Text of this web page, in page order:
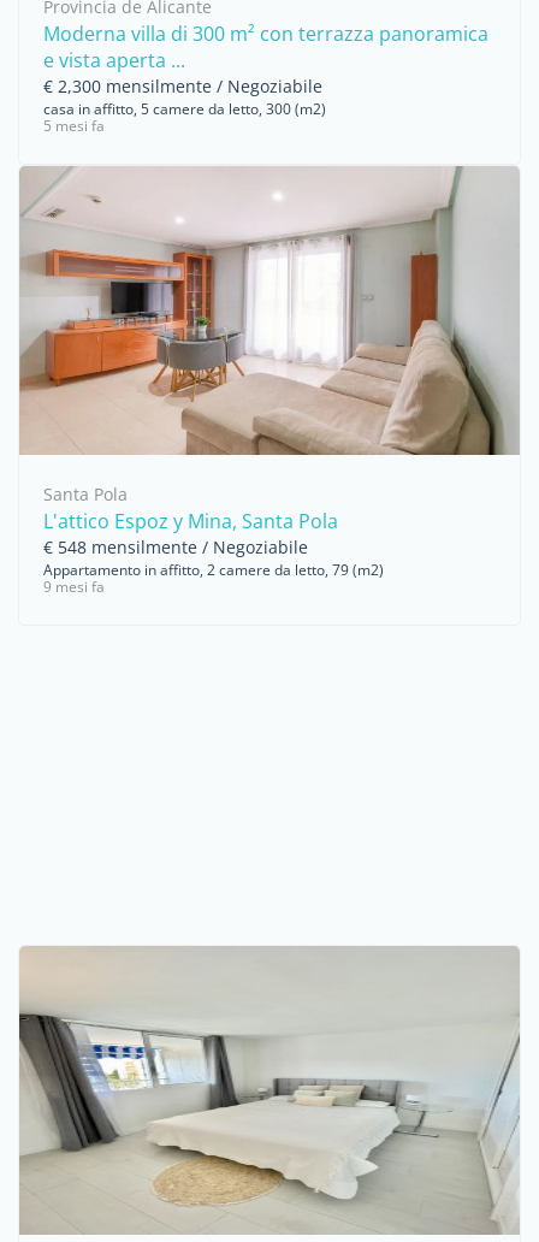
Provincia de Alicante
Moderna villa di 300 m² con terrazza panoramica
e vista aperta ...
€ 2,300 mensilmente / Negoziabile
casa in affitto, 5 camere da letto, 300 (m2)
5 mesi fa
Santa Pola
L'attico Espoz y Mina, Santa Pola
€ 548 mensilmente / Negoziabile
Appartamento in affitto, 2 camere da letto, 79 (m2)
9 mesi fa